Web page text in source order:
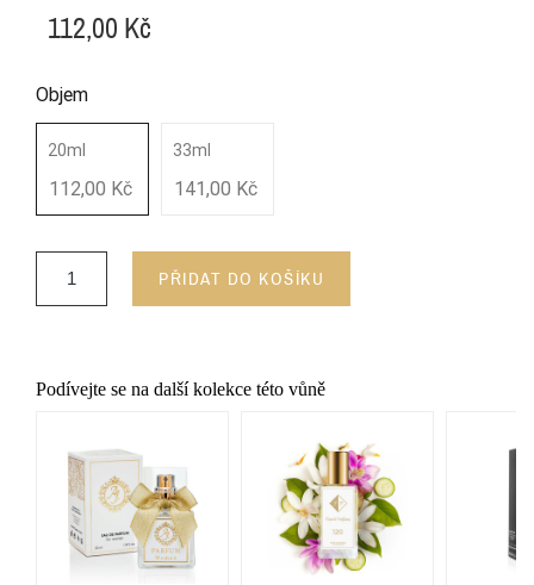
112,00 Kč
Objem
20ml
112,00 Kč
33ml
141,00 Kč
PŘIDAT DO KOŠÍKU
Podívejte se na další kolekce této vůně